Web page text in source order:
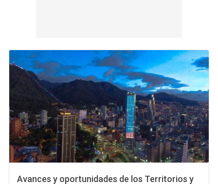
Avances y oportunidades de los Territorios y